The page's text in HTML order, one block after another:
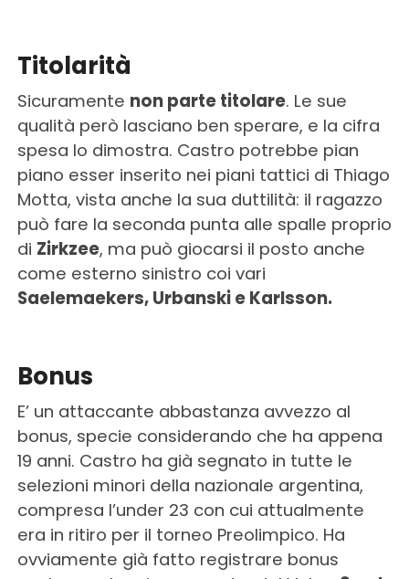
Titolarità
Sicuramente non parte titolare. Le sue
qualità però lasciano ben sperare, e la cifra
spesa lo dimostra. Castro potrebbe pian
piano esser inserito nei piani tattici di Thiago
Motta, vista anche la sua duttilità: il ragazzo
può fare la seconda punta alle spalle proprio
di Zirkzee, ma può giocarsi il posto anche
come esterno sinistro coi vari
Saelemaekers, Urbanski e Karlsson.
Bonus
E’ un attaccante abbastanza avvezzo al
bonus, specie considerando che ha appena
19 anni. Castro ha già segnato in tutte le
selezioni minori della nazionale argentina,
compresa l’under 23 con cui attualmente
era in ritiro per il torneo Preolimpico. Ha
ovviamente già fatto registrare bonus